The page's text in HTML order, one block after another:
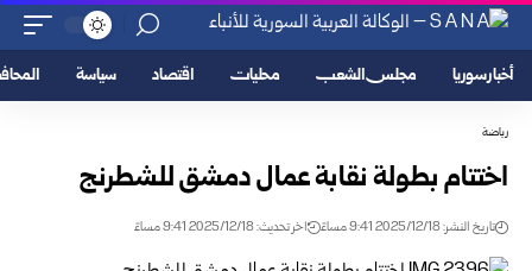
أخبار سوريا مجلس الشعب محليات اقتصاد سياسة
رياضة
اختتام بطولة نقابة عمال دمشق للشطرنج
تاريخ النشر: 2025/12/18 9:41 مساءً اخر تحديث: 2025/12/18 9:41 مساءً